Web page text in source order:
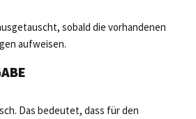
sobald die vorhandenen
aufweisen.
Das bedeutet, dass für den